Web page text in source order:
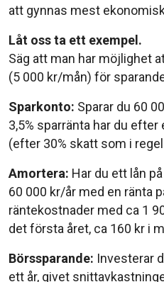
att gynnas mest
Låt oss ta ett exempel.
Säg att man har möjlighet
(5 000 kr/mån) för
Sparkonto: Sparar du 60
3,5% sparränta har du
(efter 30% skatt som i
Amortera: Har du ett lån
60 000 kr/år med en ränta
räntekostnader med ca 1
det första året, ca 160 kr i
Börssparande: Investerar
ett år, givet